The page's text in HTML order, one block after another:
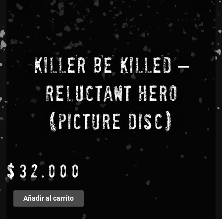
KILLER BE KILLED –
Reluctant Hero
(Picture Disc)
$ 32.000
KILLER
BE
Añadir al carrito